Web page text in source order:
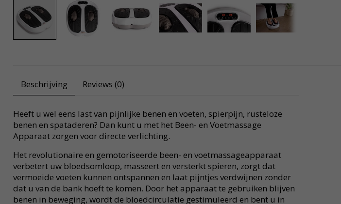
Beschrijving Reviews (0)
Heeft u wel eens last van pijnlijke benen en voeten, spierpijn, rusteloze
benen en spataderen? Dan kunt u met het Been- en Voetmassage
Apparaat zorgen voor directe verlichting.
Het revolutionaire en gemotoriseerde been- en voetmassageapparaat
verbetert uw bloedsomloop, masseert en versterkt spieren, zorgt dat
vermoeide voeten kunnen ontspannen en laat pijntjes verdwijnen zonder
dat u van de bank hoeft te komen. Door het apparaat te gebruiken blijven
benen in beweging, wordt de bloedcirculatie gestimuleerd en bent u in